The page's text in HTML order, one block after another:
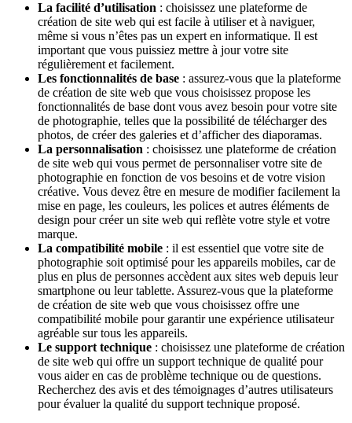
La facilité d’utilisation : choisissez une plateforme de
création de site web qui est facile à utiliser et à naviguer,
même si vous n’êtes pas un expert en informatique. Il est
important que vous puissiez mettre à jour votre site
régulièrement et facilement.
Les fonctionnalités de base : assurez-vous que la plateforme
de création de site web que vous choisissez propose les
fonctionnalités de base dont vous avez besoin pour votre site
de photographie, telles que la possibilité de télécharger des
photos, de créer des galeries et d’afficher des diaporamas.
La personnalisation : choisissez une plateforme de création
de site web qui vous permet de personnaliser votre site de
photographie en fonction de vos besoins et de votre vision
créative. Vous devez être en mesure de modifier facilement la
mise en page, les couleurs, les polices et autres éléments de
design pour créer un site web qui reflète votre style et votre
marque.
La compatibilité mobile : il est essentiel que votre site de
photographie soit optimisé pour les appareils mobiles, car de
plus en plus de personnes accèdent aux sites web depuis leur
smartphone ou leur tablette. Assurez-vous que la plateforme
de création de site web que vous choisissez offre une
compatibilité mobile pour garantir une expérience utilisateur
agréable sur tous les appareils.
Le support technique : choisissez une plateforme de création
de site web qui offre un support technique de qualité pour
vous aider en cas de problème technique ou de questions.
Recherchez des avis et des témoignages d’autres utilisateurs
pour évaluer la qualité du support technique proposé.